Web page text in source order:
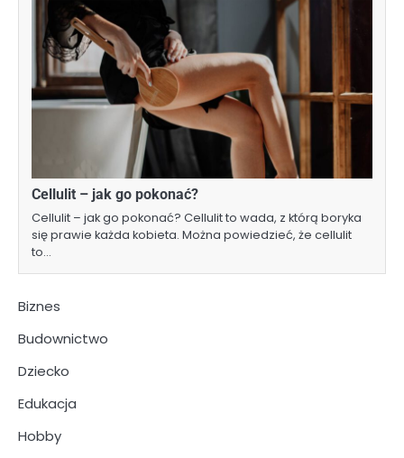
Cellulit – jak go pokonać?
Cellulit – jak go pokonać? Cellulit to wada, z którą boryka
się prawie każda kobieta. Można powiedzieć, że cellulit
to…
Biznes
Budownictwo
Dziecko
Edukacja
Hobby